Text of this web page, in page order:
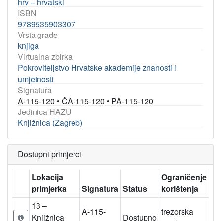
hrv – hrvatski
ISBN
9789535903307
Vrsta građe
knjiga
Virtualna zbirka
Pokroviteljstvo Hrvatske akademije znanosti i
umjetnosti
Signatura
A-115-120 • ČA-115-120 • PA-115-120
Jedinica HAZU
Knjižnica (Zagreb)
Dostupni primjerci
Lokacija
primjerka
Signatura Status
Ograničenje
korištenja
13 –
Knjižnica
A-115-
Dostupno
trezorska